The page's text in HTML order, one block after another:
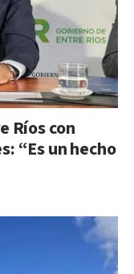
Ríos con
“Es un hecho